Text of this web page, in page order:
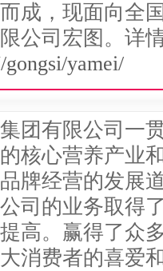
成，现面向全
公司宏图。详
yamei/
团有限公司一
核心营养产业
牌经营的发展
司的业务取得
高。赢得了众
消费者的喜爱